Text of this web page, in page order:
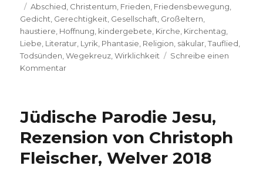
am
Schlagwörter
Abschied Christentum Frieden Friedensbewegung
Gedicht Gerechtigkeit Gesellschaft Großeltern
haustiere Hoffnung kindergebete Kirche Kirchentag
Liebe Literatur Lyrik Phantasie Religion säkular ,Tauflied
Todsünden ,Wegekreuz ,Wirklichkeit
Schreibe einen
Kommentarzu
Rezension
Christoph
Fleischer,
Welver
Jüdische Parodie Jesu,
Rezension von Christoph
Fleischer, Welver 2018